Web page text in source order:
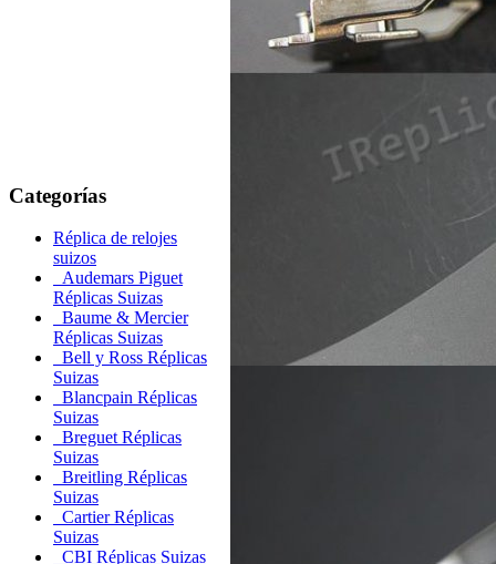
Categorías
Réplica de relojes
suizos
Audemars Piguet
Réplicas Suizas
Baume & Mercier
Réplicas Suizas
Bell y Ross Réplicas
Suizas
Blancpain Réplicas
Suizas
Breguet Réplicas
Suizas
Breitling Réplicas
Suizas
Cartier Réplicas
Suizas
CBI Réplicas Suizas